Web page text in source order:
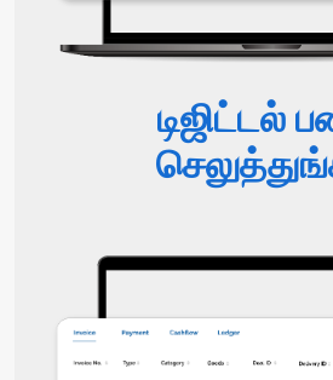
டிஜிட்டல்